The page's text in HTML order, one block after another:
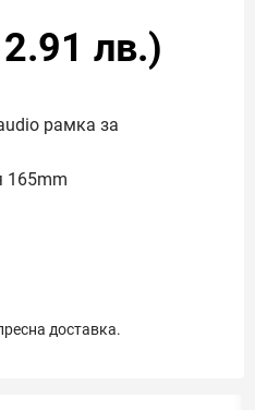
лв.)
рамка за
165mm
доставка.